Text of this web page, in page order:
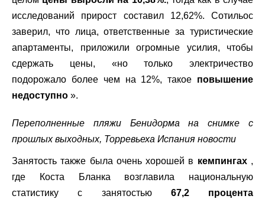
исследований прирост составил 12,62%. Сотильос
заверил, что лица, ответственные за туристические
апартаменты, приложили огромные усилия, чтобы
сдержать цены, «но только электричество
подорожало более чем на 12%, такое повышение
недоступно ».
Переполненные пляжи Бенидорма на снимке с
прошлых выходных, Торревьеха Испания новости
Занятость также была очень хорошей в кемпингах,
где Коста Бланка возглавила национальную
статистику с занятостью 67,2 процента